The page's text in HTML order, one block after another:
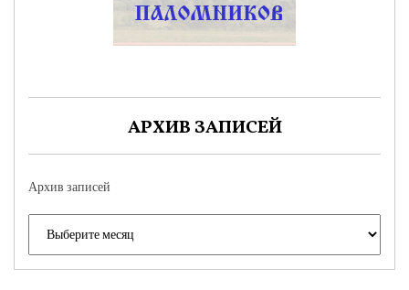
АРХИВ ЗАПИСЕЙ
Архив записей